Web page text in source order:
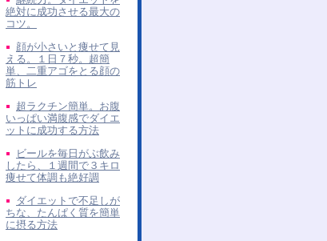
絶対に成功させる最大の
コツ。
顔が小さいと痩せて見
える。１日７秒。超簡
単、二重アゴをとる顔の
筋トレ
超ラクチン簡単。お腹
いっぱい満腹感でダイエ
ットに成功する方法
ビールを毎日がぶ飲み
したら、１週間で３キロ
痩せて体調も絶好調
ダイエットで不足しが
ちな、たんぱく質を簡単
に摂る方法